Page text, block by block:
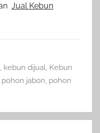
Jual Kebun
kebun dijual Kebun
pohon jabon pohon